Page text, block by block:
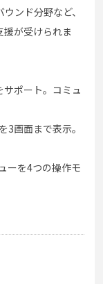
ンド分野など、
援が受けられま
ポート。コミュ
画面まで表示。
ーを4つの操作モ